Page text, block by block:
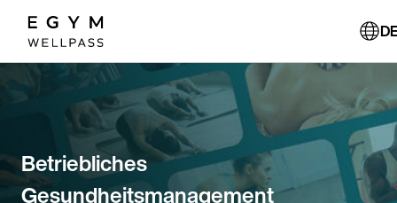
Inhalt
Betriebliches
Gesundheitsmanagement